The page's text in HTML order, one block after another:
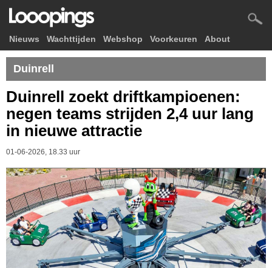
Nieuws Wachttijden Webshop Voorkeuren About
Duinrell
Duinrell zoekt driftkampioenen:
negen teams strijden 2,4 uur lang
in nieuwe attractie
01-06-2026, 18.33 uur